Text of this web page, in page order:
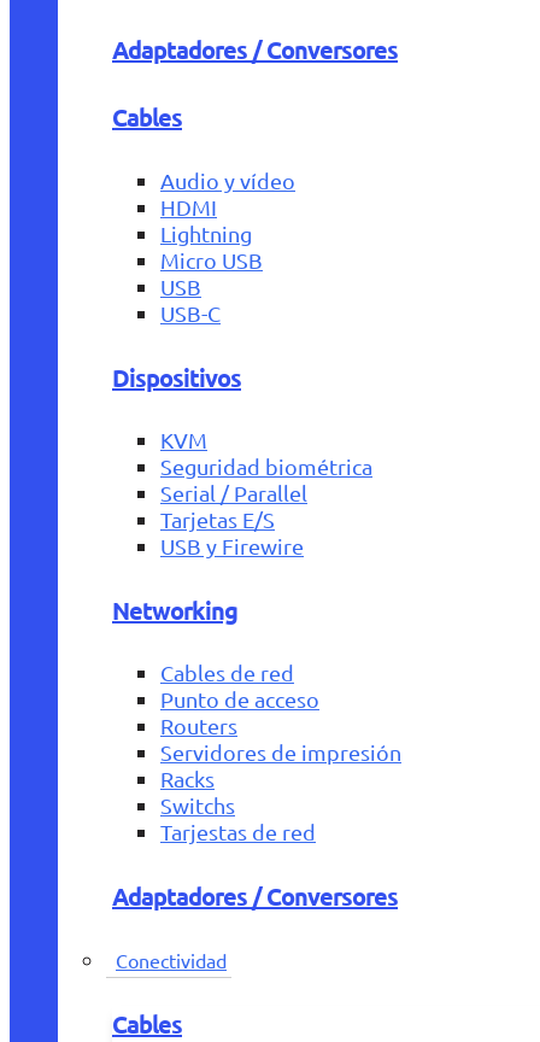
Adaptadores / Conversores
Cables
Audio y vídeo
HDMI
Lightning
Micro USB
USB
USB-C
Dispositivos
KVM
Seguridad biométrica
Serial / Parallel
Tarjetas E/S
USB y Firewire
Networking
Cables de red
Punto de acceso
Routers
Servidores de impresión
Racks
Switchs
Tarjestas de red
Adaptadores / Conversores
Conectividad
Cables